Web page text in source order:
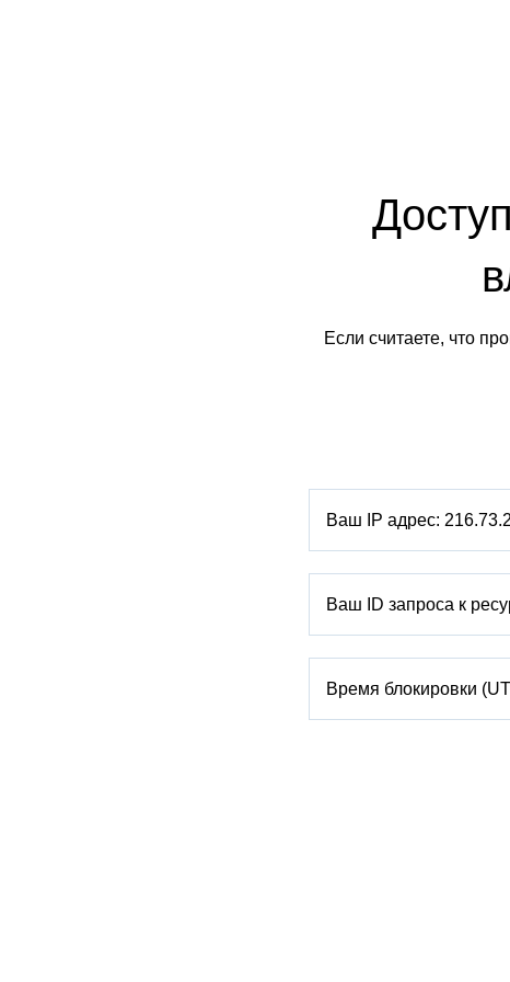
Если считаете, что
Ваш IP адрес:
Ваш ID запроса к
Время блокировки